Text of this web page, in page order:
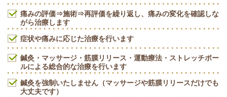
痛みの評価⇒施術⇒再評価を繰り返し、痛みの変化を確認しな
がら治療します
症状や痛みに応じた治療を行います
鍼灸・マッサージ・筋膜リリース・運動療法・ストレッチポー
ルによる総合的な治療を行います
鍼灸を強制いたしません（マッサージや筋膜リリースだけでも
大丈夫です）